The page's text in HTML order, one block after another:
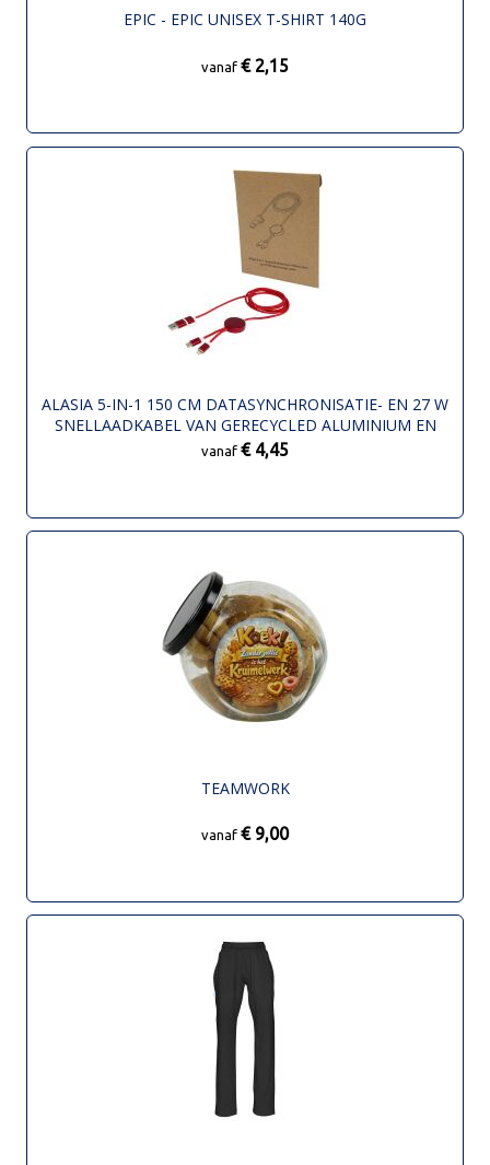
EPIC - EPIC UNISEX T-SHIRT 140G
vanaf € 2,15
ALASIA 5-IN-1 150 CM DATASYNCHRONISATIE- EN 27 W
SNELLAADKABEL VAN GERECYCLED ALUMINIUM EN
PLASTIC
vanaf € 4,45
TEAMWORK
vanaf € 9,00